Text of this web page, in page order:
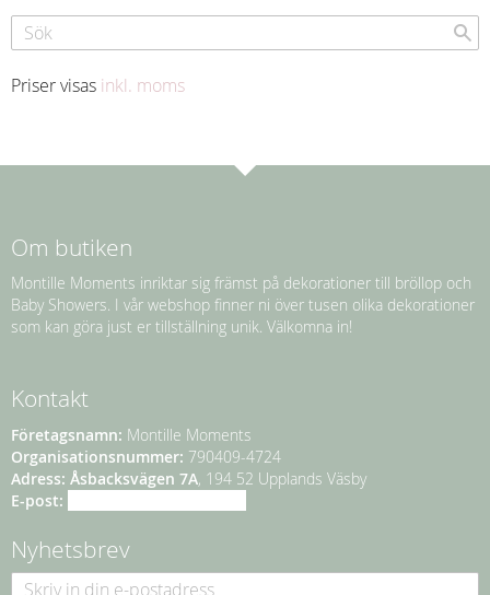
Priser visas inkl. moms
Om butiken
Montille Moments inriktar sig främst på dekorationer till bröllop och
Baby Showers. I vår webshop finner ni över tusen olika dekorationer
som kan göra just er tillställning unik. Välkomna in!
Kontakt
Företagsnamn: Montille Moments
Organisationsnummer: 790409-4724
Adress: Åsbacksvägen 7A, 194 52 Upplands Väsby
E-post:
Nyhetsbrev